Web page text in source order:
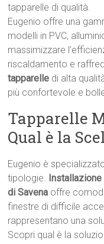
tapparelle di qualità.
Eugenio offre una
modelli in PVC,
massimizzare
riscaldamento e
tapparelle di alta
più confortevole e
Tapparelle
Qual è la
Eugenio è
tipologie.
di Savena offre
finestre di difficile
rappresentano una
Scopri qual è la